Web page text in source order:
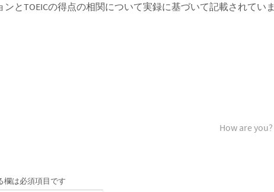
とTOEICの得点の相関について実録に基づいて記載されていま
How are you?
欄は必須項目です